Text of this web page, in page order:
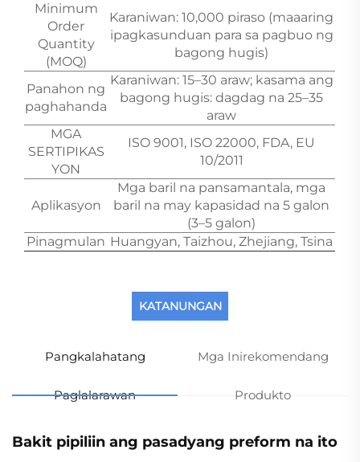
Minimum
Order
Quantity
(MOQ)
Karaniwan: 10,000 piraso (maaaring
ipagkasunduan para sa pagbuo ng
bagong hugis)
Panahon ng
paghahanda
Karaniwan: 15–30 araw; kasama ang
bagong hugis: dagdag na 25–35
araw
MGA
SERTIPIKAS
YON
ISO 9001, ISO 22000, FDA, EU
10/2011
Aplikasyon
Mga baril na pansamantala, mga
baril na may kapasidad na 5 galon
(3–5 galon)
Pinagmulan Huangyan, Taizhou, Zhejiang, Tsina
KATANUNGAN
Pangkalahatang
Paglalarawan
Mga Inirekomendang
Produkto
Bakit pipiliin ang pasadyang preform na ito